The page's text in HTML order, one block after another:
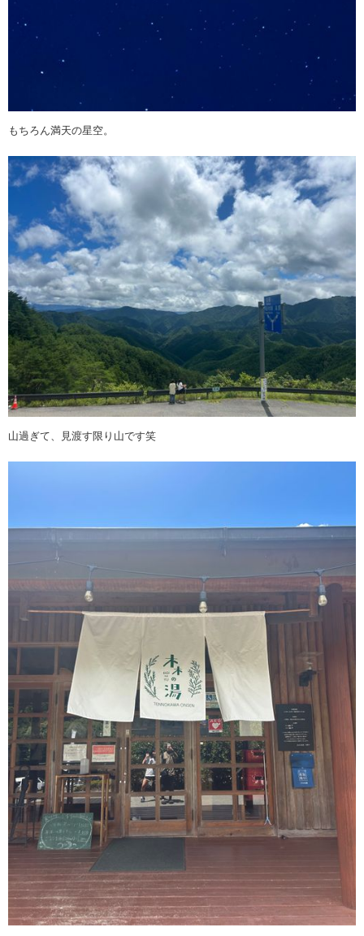
もちろん満天の星空。
山過ぎて、見渡す限り山です笑